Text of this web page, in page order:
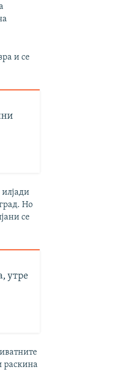
и се
Но
се
утре
раскина